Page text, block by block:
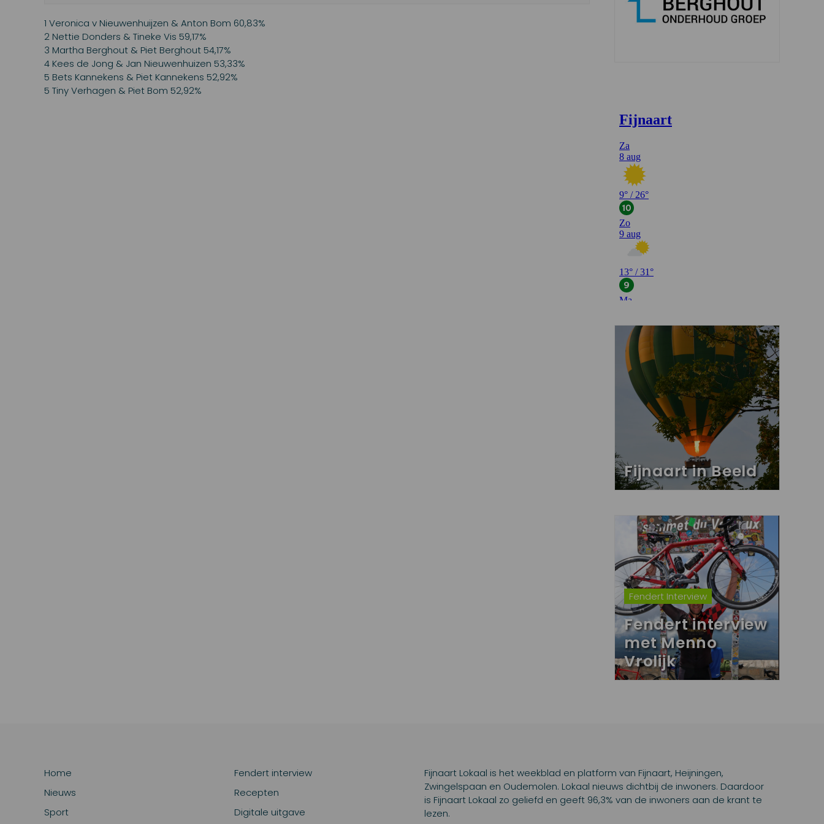
1 Veronica v Nieuwenhuijzen & Anton Bom 60,83%
2 Nettie Donders & Tineke Vis 59,17%
3 Martha Berghout & Piet Berghout 54,17%
4 Kees de Jong & Jan Nieuwenhuizen 53,33%
5 Bets Kannekens & Piet Kannekens 52,92%
5 Tiny Verhagen & Piet Bom 52,92%
Fijnaart in Beeld
Fendert Interview
Fendert interview
met Menno
Vrolijk
Home
Nieuws
Sport
Fendert interview
Recepten
Digitale uitgave
Fijnaart Lokaal is het weekblad en platform van Fijnaart, Heijningen,
Zwingelspaan en Oudemolen. Lokaal nieuws dichtbij de inwoners. Daardoor
is Fijnaart Lokaal zo geliefd en geeft 96,3% van de inwoners aan de krant te
lezen.